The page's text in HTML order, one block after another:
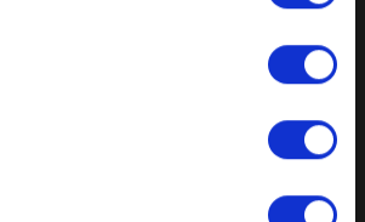
File Under Pop Paint
425,00 kr
accepterer du at modtage e-